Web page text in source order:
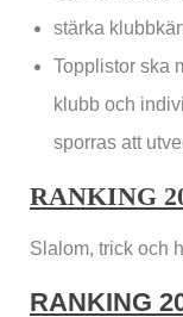
stärka
Topplistor ska
klubb och
sporras att
RANKING
Slalom, trick och
RANKING